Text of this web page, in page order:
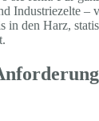
Industriezelte –
in den Harz,